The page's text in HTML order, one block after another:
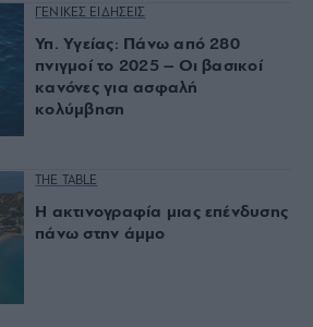
ΓΕΝΙΚΕΣ ΕΙΔΗΣΕΙΣ
Υπ. Υγείας: Πάνω από 280
πνιγμοί το 2025 – Οι βασικοί
κανόνες για ασφαλή
κολύμβηση
THE TABLE
Η ακτινογραφία μιας επένδυσης
πάνω στην άμμο